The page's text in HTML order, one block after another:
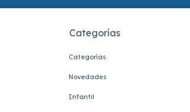
Categorías
Categorías
Novedades
Infantil